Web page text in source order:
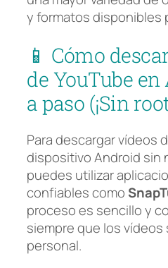
y formatos disponibles
📱 Cómo
de YouTube
a paso (¡Sin
Para descargar vídeos
dispositivo Android sin
puedes utilizar
confiables como
proceso es sencillo y
siempre que los vídeos
personal.